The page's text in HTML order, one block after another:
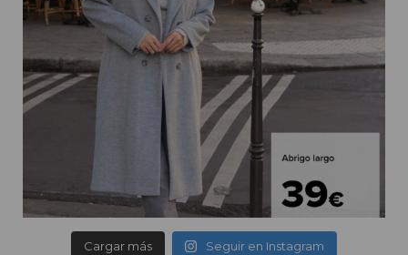
Cargar más Seguir en Instagram